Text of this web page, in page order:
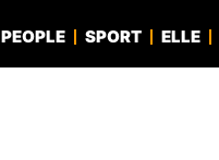
PEOPLE SPORT ELLE